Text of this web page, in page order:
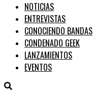
NOTICIAS
ENTREVISTAS
CONOCIENDO BANDAS
CONDENADO GEEK
LANZAMIENTOS
EVENTOS